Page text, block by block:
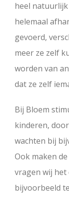
heel natuurlijk
helemaal
gevoerd,
meer ze zelf
worden van
dat ze zelf
Bij Bloem
kinderen,
wachten bij
Ook maken
vragen wij het
bijvoorbeeld